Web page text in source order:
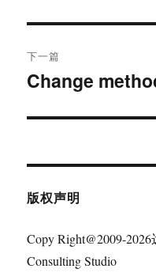
航
文
章：
下一篇
下
文
Change
版权声明
Copy Right@2009-
Consulting Studio